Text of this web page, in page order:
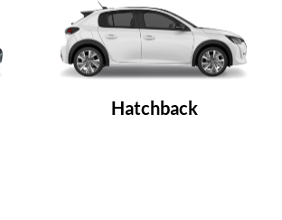
Hatchback